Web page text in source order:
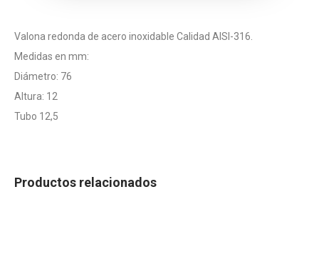
Valona redonda de acero inoxidable Calidad AISI-316.
Medidas en mm:
Diámetro: 76
Altura: 12
Tubo 12,5
Productos relacionados